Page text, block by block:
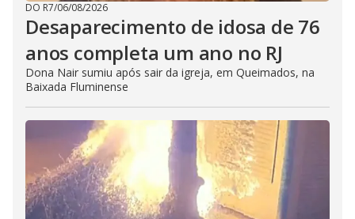
DO R7/06/08/2026
Desaparecimento de idosa de 76
anos completa um ano no RJ
Dona Nair sumiu após sair da igreja, em Queimados, na
Baixada Fluminense